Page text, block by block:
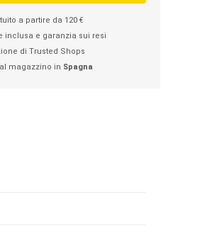
a partire da 120 €
inclusa e garanzia sui resi
di Trusted Shops
magazzino in Spagna